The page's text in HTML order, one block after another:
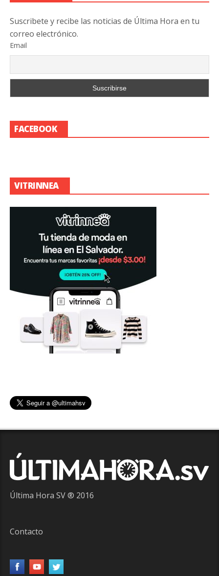
Suscribete y recibe las noticias de Última Hora en tu
correo electrónico.
Email
FACEBOOK
VITRINNEA
Última Hora SV ® 2016
Contacto